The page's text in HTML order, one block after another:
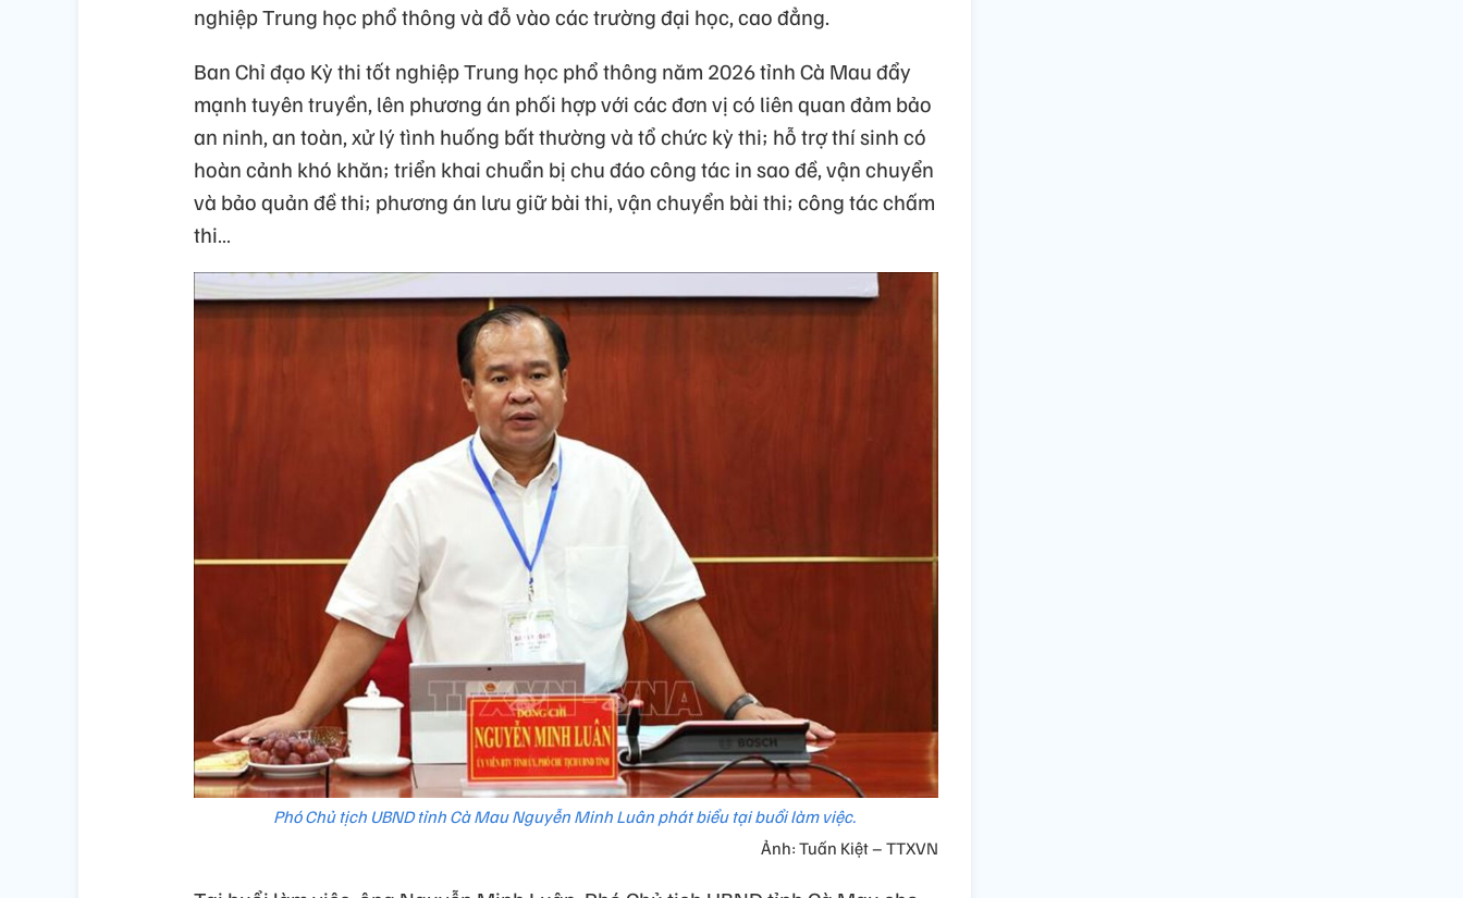
nghiệp Trung học phổ thông và đỗ vào các trường đại học, cao đẳng.
Ban Chỉ đạo Kỳ thi tốt nghiệp Trung học phổ thông năm 2026 tỉnh Cà Mau đẩy
mạnh tuyên truyền, lên phương án phối hợp với các đơn vị có liên quan đảm bảo
an ninh, an toàn, xử lý tình huống bất thường và tổ chức kỳ thi; hỗ trợ thí sinh có
hoàn cảnh khó khăn; triển khai chuẩn bị chu đáo công tác in sao đề, vận chuyển
và bảo quản đề thi; phương án lưu giữ bài thi, vận chuyển bài thi; công tác chấm
thi…
Phó Chủ tịch UBND tỉnh Cà Mau Nguyễn Minh Luân phát biểu tại buổi làm việc.
Ảnh: Tuấn Kiệt – TTXVN